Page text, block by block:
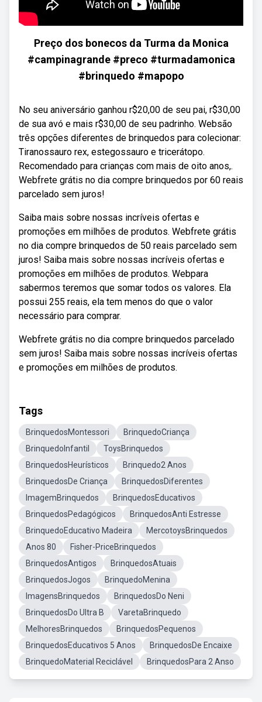
Preço dos bonecos da Turma da Monica
#campinagrande #preco #turmadamonica
#brinquedo #mapopo
No seu aniversário ganhou r$20,00 de seu pai, r$30,00
de sua avó e mais r$30,00 de seu padrinho. Websão
três opções diferentes de brinquedos para colecionar:
Tiranossauro rex, estegossauro e tricerátopo.
Recomendado para crianças com mais de oito anos,.
Webfrete grátis no dia compre brinquedos por 60 reais
parcelado sem juros!
Saiba mais sobre nossas incríveis ofertas e
promoções em milhões de produtos. Webfrete grátis
no dia compre brinquedos de 50 reais parcelado sem
juros! Saiba mais sobre nossas incríveis ofertas e
promoções em milhões de produtos. Webpara
sabermos teremos que somar todos os valores. Ela
possui 255 reais, ela tem menos do que o valor
necessário para comprar.
Webfrete grátis no dia compre brinquedos parcelado
sem juros! Saiba mais sobre nossas incríveis ofertas
e promoções em milhões de produtos.
Tags
BrinquedosMontessori
BrinquedoCriança
BrinquedoInfantil
ToysBrinquedos
BrinquedosHeurísticos
Brinquedo2 Anos
BrinquedosDe Criança
BrinquedosDiferentes
ImagemBrinquedos
BrinquedosEducativos
BrinquedosPedagógicos
BrinquedosAnti Estresse
BrinquedoEducativo Madeira
MercotoysBrinquedos
Anos 80
Fisher-PriceBrinquedos
BrinquedosAntigos
BrinquedosAtuais
BrinquedosJogos
BrinquedoMenina
ImagensBrinquedos
BrinquedosDo Neni
BrinquedosDo Ultra B
VaretaBrinquedo
MelhoresBrinquedos
BrinquedosPequenos
BrinquedosEducativos 5 Anos
BrinquedosDe Encaixe
BrinquedoMaterial Reciclável
BrinquedosPara 2 Anso